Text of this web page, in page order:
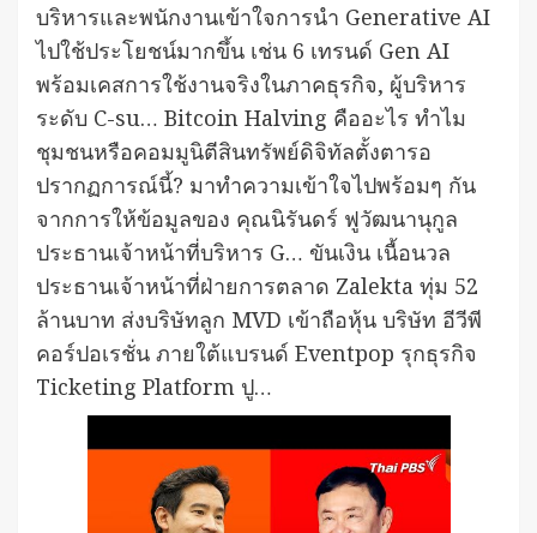
บริหารและพนักงานเข้าใจการนำ Generative AI
ไปใช้ประโยชน์มากขึ้น เช่น 6 เทรนด์ Gen AI
พร้อมเคสการใช้งานจริงในภาคธุรกิจ, ผู้บริหาร
ระดับ C-su… Bitcoin Halving คืออะไร ทำไม
ชุมชนหรือคอมมูนิตีสินทรัพย์ดิจิทัลตั้งตารอ
ปรากฏการณ์นี้? มาทำความเข้าใจไปพร้อมๆ กัน
จากการให้ข้อมูลของ คุณนิรันดร์ ฟูวัฒนานุกูล
ประธานเจ้าหน้าที่บริหาร G… ขันเงิน เนื้อนวล
ประธานเจ้าหน้าที่ฝ่ายการตลาด Zalekta ทุ่ม 52
ล้านบาท ส่งบริษัทลูก MVD เข้าถือหุ้น บริษัท อีวีพี
คอร์ปอเรชั่น ภายใต้แบรนด์ Eventpop รุกธุรกิจ
Ticketing Platform ปู…